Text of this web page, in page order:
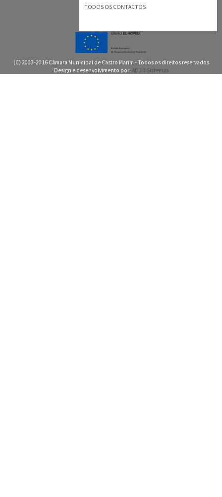
TODOS OS CONTACTOS
(C) 2003-2016 Câmara Municipal de Castro Marim - Todos os direitos reservados
Design e desenvolvimento por: ADJ 3 Sistemas